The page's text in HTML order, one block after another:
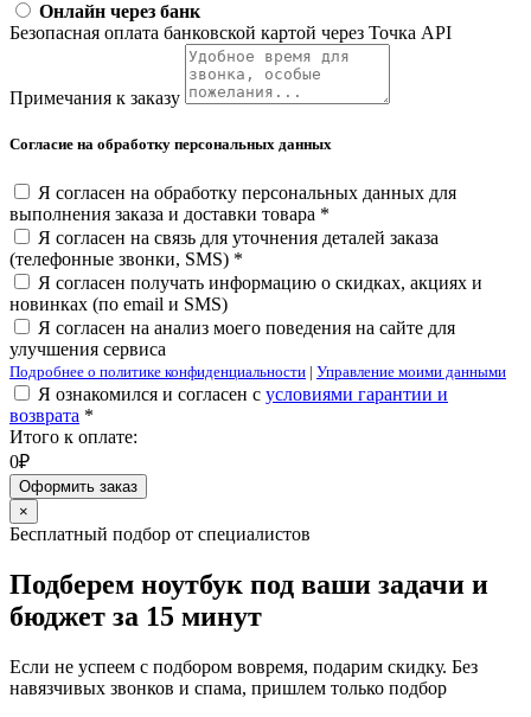
Онлайн через банк
Безопасная оплата банковской картой через Точка API
Примечания к заказу
Согласие на обработку персональных данных
Я согласен на обработку персональных данных для
выполнения заказа и доставки товара *
Я согласен на связь для уточнения деталей заказа
(телефонные звонки, SMS) *
Я согласен получать информацию о скидках, акциях и
новинках (по email и SMS)
Я согласен на анализ моего поведения на сайте для
улучшения сервиса
Подробнее о политике конфиденциальности | Управление моими данными
Я ознакомился и согласен с условиями гарантии и
возврата *
Итого к оплате:
0₽
Оформить заказ
×
Бесплатный подбор от специалистов
Подберем ноутбук под ваши задачи и
бюджет за 15 минут
Если не успеем с подбором вовремя, подарим скидку. Без
навязчивых звонков и спама, пришлем только подбор